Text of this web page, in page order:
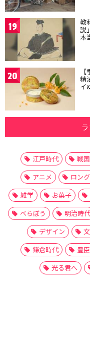
19 教
説
本
20 精
イ
江戸時代 戦
アニメ
ロン
雑学
お菓子
べらぼう
明治時代
デザイン
鎌倉時代
豊
光る君へ